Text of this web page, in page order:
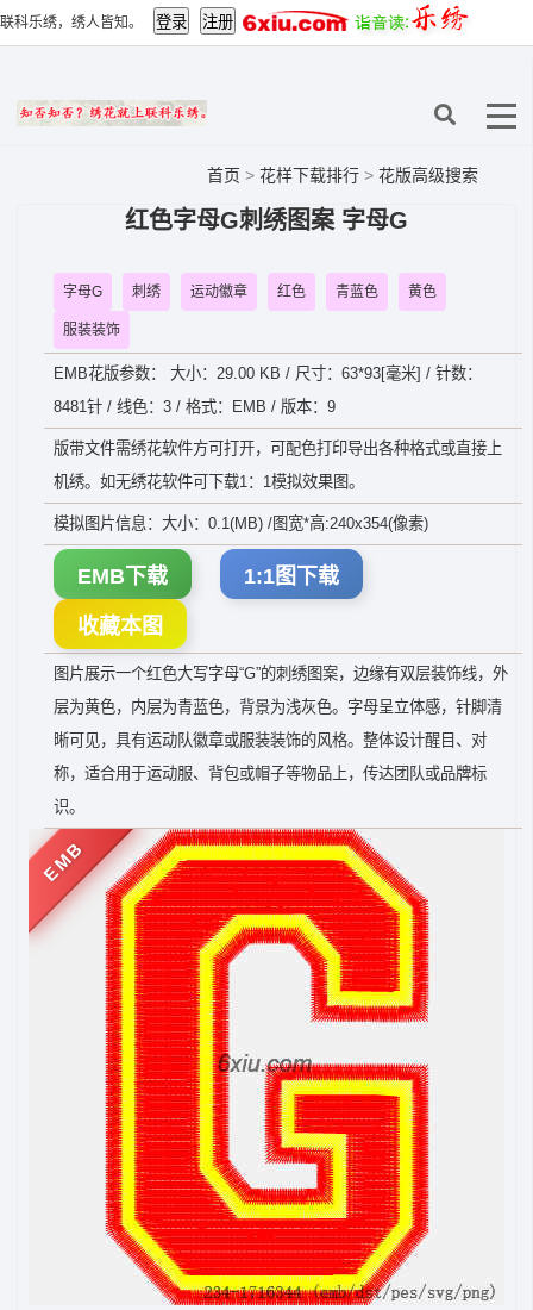
联科乐绣，绣人皆知。
首页 > 花样下载排行 > 花版高级搜索
红色字母G刺绣图案 字母G
字母G 刺绣 运动徽章 红色 青蓝色 黄色
服装装饰
EMB花版参数： 大小：29.00 KB / 尺寸：63*93[毫米] / 针数：
8481针 / 线色：3 / 格式：EMB / 版本：9
版带文件需绣花软件方可打开，可配色打印导出各种格式或直接上
机绣。如无绣花软件可下载1：1模拟效果图。
模拟图片信息：大小：0.1(MB) /图宽*高:240x354(像素)
EMB下载 1:1图下载
收藏本图
图片展示一个红色大写字母“G”的刺绣图案，边缘有双层装饰线，外
层为黄色，内层为青蓝色，背景为浅灰色。字母呈立体感，针脚清
晰可见，具有运动队徽章或服装装饰的风格。整体设计醒目、对
称，适合用于运动服、背包或帽子等物品上，传达团队或品牌标
识。
EMB